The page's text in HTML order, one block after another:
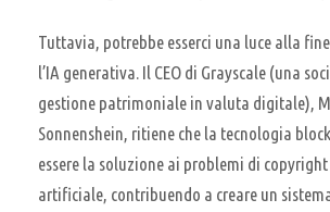
Tuttavia, potrebbe esserci una luce alla
l’IA generativa. Il CEO di Grayscale (una
gestione patrimoniale in valuta digitale),
Sonnenshein, ritiene che la tecnologia
essere la soluzione ai problemi di
artificiale, contribuendo a creare un